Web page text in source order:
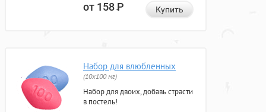
от 158Р Купить
Набор для влюбленных
(10х100 мг)
Набор для двоих, добавь страсти
в постель!